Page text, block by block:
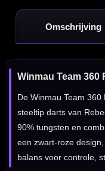
Omschrijving
Winmau Team 360
De Winmau Team 360
steeltip darts van
90% tungsten en
een zwart-roze
balans voor controle,